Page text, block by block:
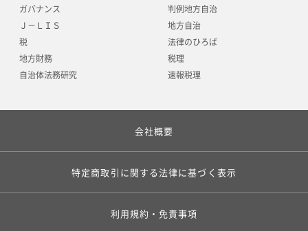
ガバナンス
Ｊ－ＬＩＳ
税
地方財務
自治体法務研究
判例地方自治
地方自治
法律のひろば
税理
速報税理
会社概要
特定商取引に関する法律に基づく表示
利用規約・免責事項